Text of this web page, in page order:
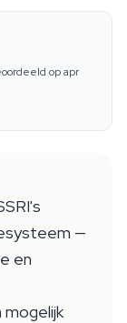
op apr
—
en